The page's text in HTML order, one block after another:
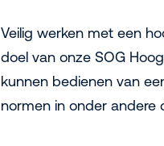
Veilig werken met een
doel van onze SOG
kunnen bedienen van
normen in onder andere